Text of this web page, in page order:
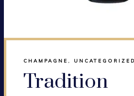
CHAMPAGNE , UNCATEGORIZED
Tradition